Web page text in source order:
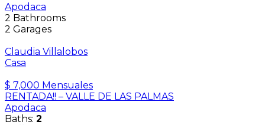
Apodaca
2 Bathrooms
2 Garages
Claudia Villalobos
Casa
$ 7,000 Mensuales
RENTADA!! – VALLE DE LAS PALMAS
Apodaca
Baths: 2